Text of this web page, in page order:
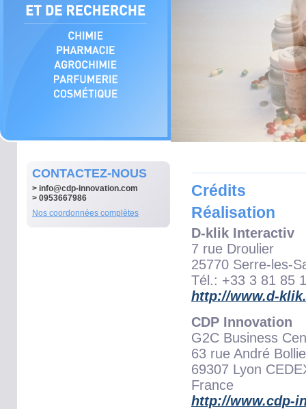
CONTACTEZ-NOUS
> info@cdp-innovation.com
> 0953667986
Nos coordonnées complètes
Crédits
Réalisation
D-klik Interactiv
7 rue Droulier
25770 Serre-les-
Tél.: +33 3 81 85
http://www.d-
CDP Innovation
G2C Business
63 rue André
69307 Lyon
France
http://www.cdp-